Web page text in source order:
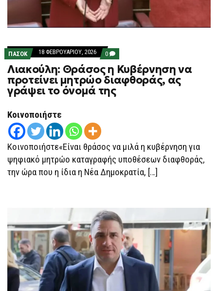
ΠΑΣΟΚ 18 ΦΕΒΡΟΥΑΡΊΟΥ, 2026 0 COMMENTS
ON
ΛΙΑΚΟΎΛΗ:
ΘΡΆΣΟΣ
Η
ΚΥΒΈΡΝΗΣΗ
ΝΑ
ΌΝΟΜΆ
ΤΗΣ
Λιακούλη: Θράσος η Κυβέρνηση να
προτείνει μητρώο διαφθοράς, ας
γράψει το όνομά της
Κοινοποιήστε
Κοινοποιήστε«Είναι θράσος να μιλά η κυβέρνηση για
ψηφιακό μητρώο καταγραφής υποθέσεων διαφθοράς,
την ώρα που η ίδια η Νέα Δημοκρατία, […]